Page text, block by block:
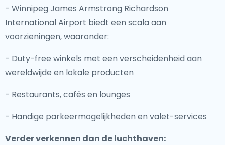
- Winnipeg James Armstrong Richardson
International Airport biedt een scala aan
voorzieningen, waaronder:
- Duty-free winkels met een verscheidenheid aan
wereldwijde en lokale producten
- Restaurants, cafés en lounges
- Handige parkeermogelijkheden en valet-services
Verder verkennen dan de luchthaven: